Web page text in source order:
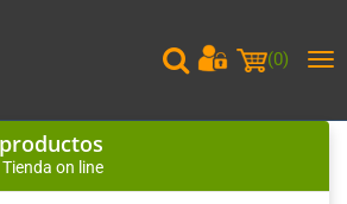
(0)
Tienda on line